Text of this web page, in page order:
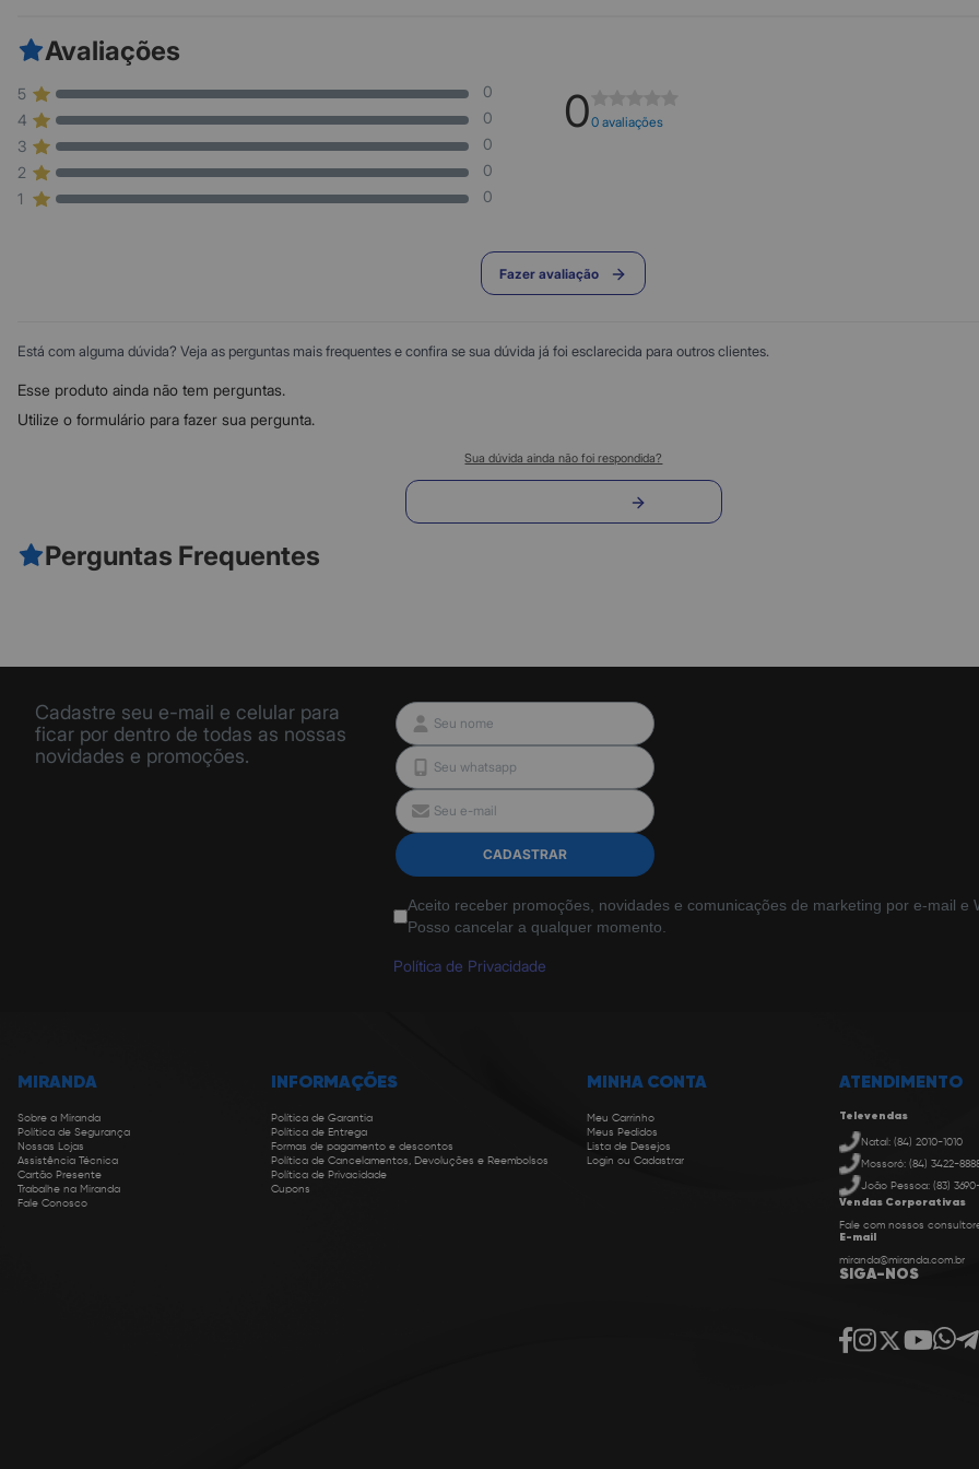
Avaliações
5
0
4
0
3
0
2
0
1
0
00 avaliações
Fazer avaliação
Está com alguma dúvida? Veja as perguntas mais frequentes e confira se sua dúvida já foi esclarecida para outros clientes.
Esse produto ainda não tem perguntas.
Utilize o formulário para fazer sua pergunta.
Sua dúvida ainda não foi respondida?
Perguntas Frequentes
Cadastre seu e-mail e celular para
ficar por dentro de todas as nossas
novidades e promoções.
CADASTRAR
Aceito receber promoções, novidades e comunicações de marketing por e-mail e
Posso cancelar a qualquer momento.
Política de Privacidade
MIRANDA
Sobre a Miranda
Política de Segurança
Nossas Lojas
Assistência Técnica
Cartão Presente
Trabalhe na Miranda
Fale Conosco
INFORMAÇÕES
Política de Garantia
Política de Entrega
Formas de pagamento e descontos
Política de Cancelamentos, Devoluções e Reembolsos
Política de Privacidade
Cupons
MINHA CONTA
Meu Carrinho
Meus Pedidos
Lista de Desejos
Login ou Cadastrar
ATENDIMENTO
Televendas
Natal: (84) 2010-1010
Mossoró: (84) 3422-
João Pessoa: (83) 3690-
Vendas Corporativas
Fale com nossos
E-mail
miranda@miranda.com.br
SIGA-NOS